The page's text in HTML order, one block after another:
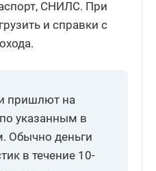
СНИЛС. При
и справки с
пришлют на
указанным в
Обычно деньги
в течение 10-